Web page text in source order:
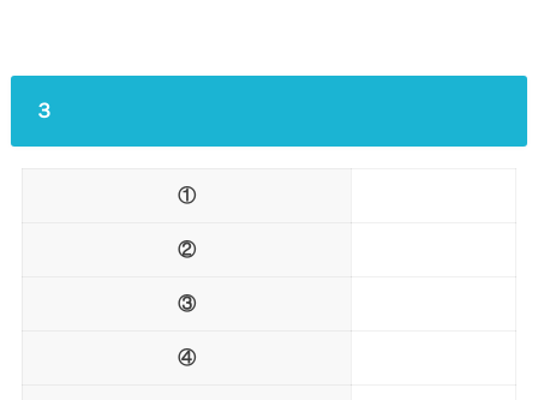
３
①
②
③
④